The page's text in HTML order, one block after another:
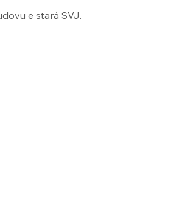
e stará SVJ.